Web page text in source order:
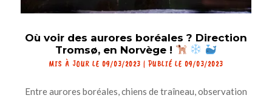
Où voir des aurores boréales ? Direction
Tromsø, en Norvège !
MIS À JOUR LE 09/03/2023 | PUBLIÉ LE 09/03/2023
Entre aurores boréales, chiens de traîneau, observation